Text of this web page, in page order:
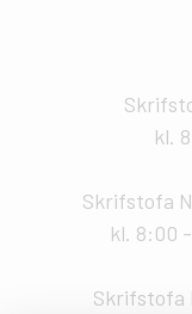
kl.
Skrifstofa
kl. 8:00
Skrifstofa